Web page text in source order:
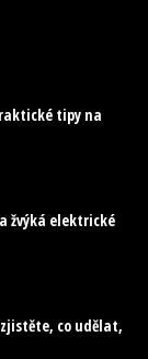
tipy na
žvýká elektrické
co udělat,